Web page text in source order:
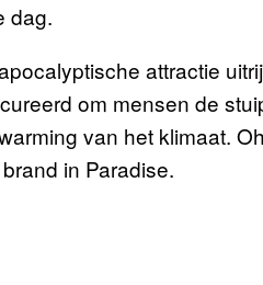
dag.
attractie
om mensen de
van het klimaat.
in Paradise.